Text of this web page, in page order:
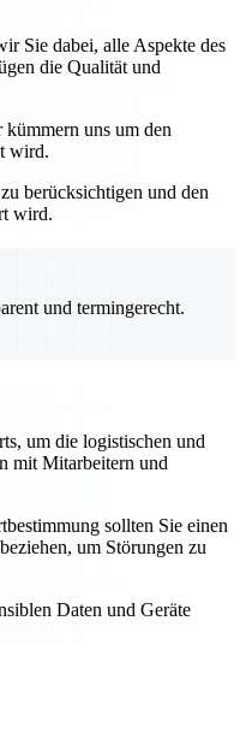
Sie dabei, alle Aspekte des
die Qualität und
uns um den
wird.
berücksichtigen und den
wird.
und termingerecht.
um die logistischen und
mit Mitarbeitern und
sollten Sie einen
um Störungen zu
Daten und Geräte